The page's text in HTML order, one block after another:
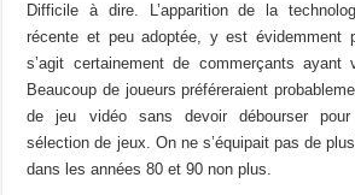
Difficile à dire. L’apparition de la
récente et peu adoptée, y est évidemment
s’agit certainement de commerçants ayant
Beaucoup de joueurs préféreraient
de jeu vidéo sans devoir débourser pour
sélection de jeux. On ne s’équipait pas de
dans les années 80 et 90 non plus.